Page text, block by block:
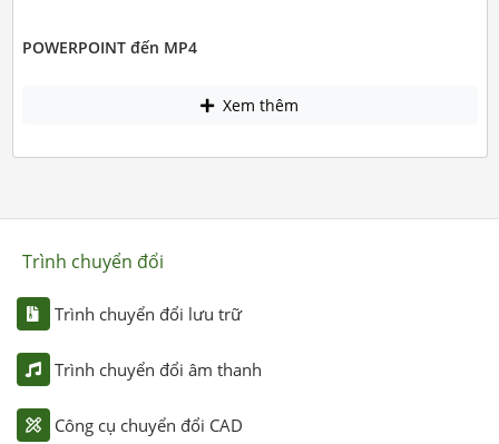
POWERPOINT đến MP4
Xem thêm
Trình chuyển đổi
Trình chuyển đổi lưu trữ
Trình chuyển đổi âm thanh
Công cụ chuyển đổi CAD